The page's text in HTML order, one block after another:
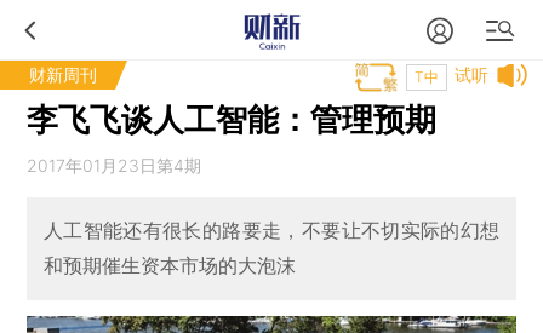
财新周刊 试听
T中
李飞飞谈人工智能：管理预期
2017年01月23日第4期
人工智能还有很长的路要走，不要让不切实际的幻想
和预期催生资本市场的大泡沫